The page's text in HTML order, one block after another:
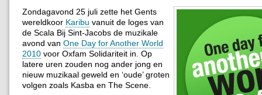
Zondagavond 25 juli zette het Gents
wereldkoor Karibu vanuit de loges van
de Scala Bij Sint-Jacobs de muzikale
avond van One Day for Another World
2010 voor Oxfam Solidariteit in. Op
latere uren zouden nog ander jong en
nieuw muzikaal geweld en ‘oude’ groten
volgen zoals Kasba en The Scene.